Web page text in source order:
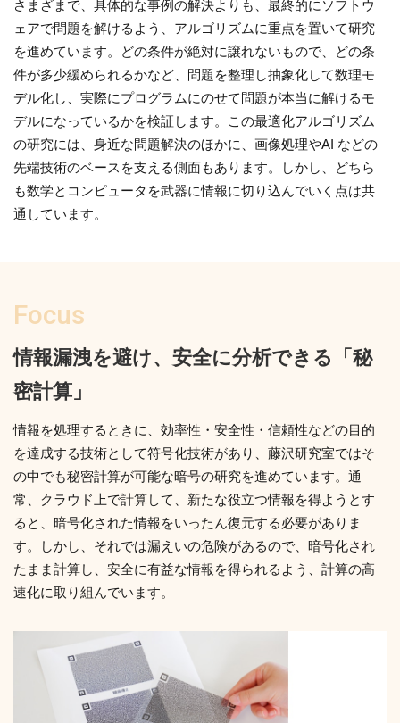
さまざまで、具体的な事例の解決よりも、最終的にソフトウ
ェアで問題を解けるよう、アルゴリズムに重点を置いて研究
を進めています。どの条件が絶対に譲れないもので、どの条
件が多少緩められるかなど、問題を整理し抽象化して数理モ
デル化し、実際にプログラムにのせて問題が本当に解けるモ
デルになっているかを検証します。この最適化アルゴリズム
の研究には、身近な問題解決のほかに、画像処理やAI などの
先端技術のベースを支える側面もあります。しかし、どちら
も数学とコンピュータを武器に情報に切り込んでいく点は共
通しています。
Focus
情報漏洩を避け、安全に分析できる「秘
密計算」
情報を処理するときに、効率性・安全性・信頼性などの目的
を達成する技術として符号化技術があり、藤沢研究室ではそ
の中でも秘密計算が可能な暗号の研究を進めています。通
常、クラウド上で計算して、新たな役立つ情報を得ようとす
ると、暗号化された情報をいったん復元する必要がありま
す。しかし、それでは漏えいの危険があるので、暗号化され
たまま計算し、安全に有益な情報を得られるよう、計算の高
速化に取り組んでいます。